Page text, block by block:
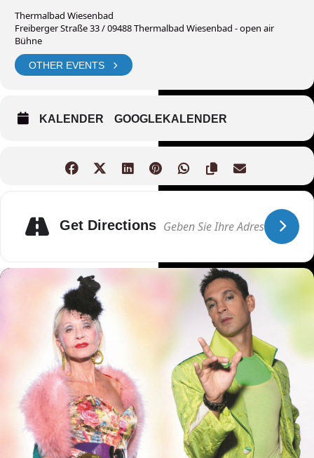
Thermalbad Wiesenbad
Freiberger Straße 33 / 09488 Thermalbad Wiesenbad - open air
Bühne
OTHER EVENTS
KALENDER GOOGLEKALENDER
Get Directions